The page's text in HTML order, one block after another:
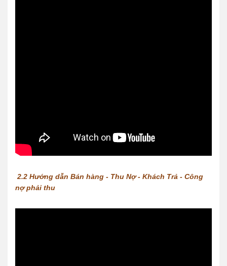
2.2 Hướng dẫn Bán hàng - Thu Nợ - Khách Trả - Công
nợ phải thu